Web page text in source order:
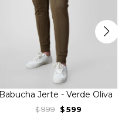
Babucha Jerte - Verde Oliva
$ 999 $ 599